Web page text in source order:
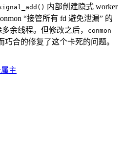
内部创建隐式 worker
“接管所有 fd 避免泄漏” 的
余线程。但修改之后，
conmon
巧合的修复了这个卡死的问题。
主